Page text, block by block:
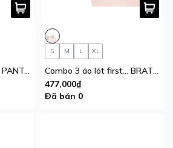
PANTG030
S M L XL
477,000₫
Đã bán 0